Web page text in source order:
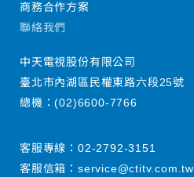
商務合作方案
聯絡我們
中天電視股份有限公司
臺北市內湖區民權東路六段25號
總機：(02)6600-7766
客服專線： 02-2792-3151
客服信箱： service@ctitv.com.tw